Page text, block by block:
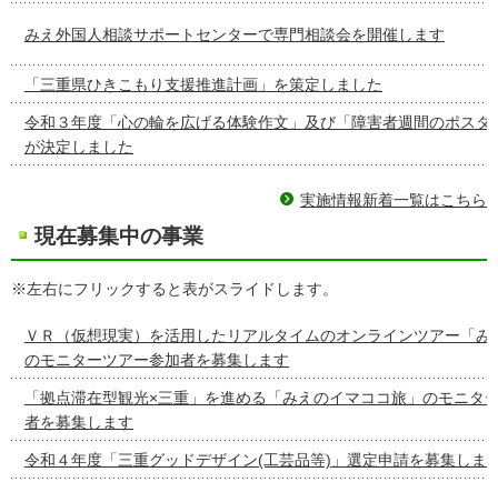
みえ外国人相談サポートセンターで専門相談会を開催します
「三重県ひきこもり支援推進計画」を策定しました
令和３年度「心の輪を広げる体験作文」及び「障害者週間のポスタ
が決定しました
実施情報新着一覧はこちら
現在募集中の事業
※左右にフリックすると表がスライドします。
ＶＲ（仮想現実）を活用したリアルタイムのオンラインツアー「み
のモニターツアー参加者を募集します
「拠点滞在型観光×三重」を進める「みえのイマココ旅」のモニタ
者を募集します
令和４年度「三重グッドデザイン(工芸品等)」選定申請を募集しま